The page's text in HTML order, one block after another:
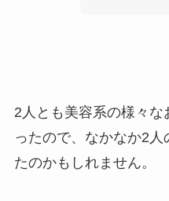
2人とも美容系の様々
ったので、なかなか2
たのかもしれません。